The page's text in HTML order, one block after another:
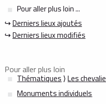
Pour aller plus loin ...
↪Derniers lieux ajoutés
↪Derniers lieux modifiés
Pour aller plus loin
Thématiques ⟩Les
Monuments individuels